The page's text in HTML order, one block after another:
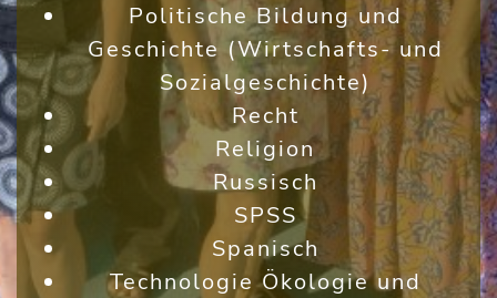
Politische Bildung und
Geschichte (Wirtschafts- und
Sozialgeschichte)
Recht
Religion
Russisch
SPSS
Spanisch
Technologie Ökologie und